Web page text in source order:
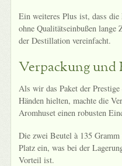
Ein weiteres Plus ist, dass die
ohne Qualitätseinbußen lange
der Destillation vereinfacht.
Verpackung
Als wir das Paket der
Händen hielten, machte die
Aromhuset einen robusten
Die zwei Beutel à 135
Platz ein, was bei der
Vorteil ist.